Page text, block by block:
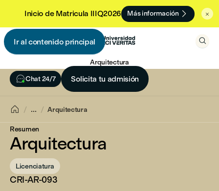
Inicio de Matricula IIIQ2026 Más información  
Ir al contenido principal
 
Arquitectura
Chat 24/7 Solicita tu admisión
 ... Arquitectura
Resumen
Arquitectura
Licenciatura
CRI-AR-093